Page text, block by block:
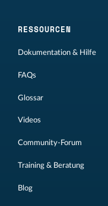
RESSOURCEN
Dokumentation & Hilfe
FAQs
Glossar
Videos
Community-Forum
Training & Beratung
Blog